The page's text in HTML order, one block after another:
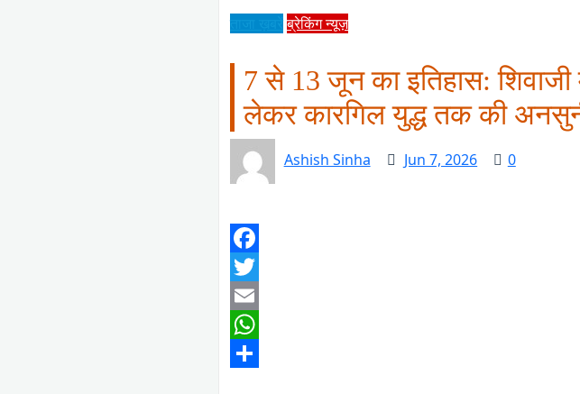
ब्रेकिंग न्यूज़
7 से 13 जून का इतिहास: शिवाजी
लेकर कारगिल युद्ध तक की
Ashish Sinha Jun 7, 2026 0
Facebook
Twitter
Email
WhatsApp